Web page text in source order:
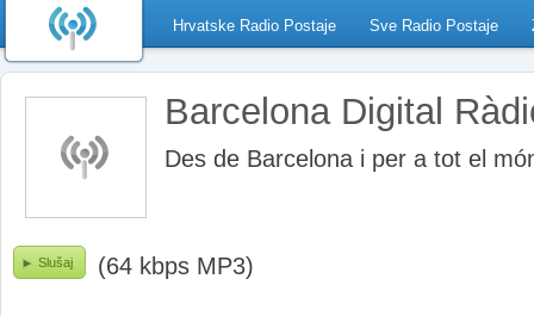
Hrvatske Radio Postaje Sve Radio Postaje
Barcelona Digital
Des de Barcelona i per a tot el
Slušaj (64 kbps MP3)